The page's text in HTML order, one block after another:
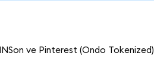
ve Pinterest (Ondo Tokenized)